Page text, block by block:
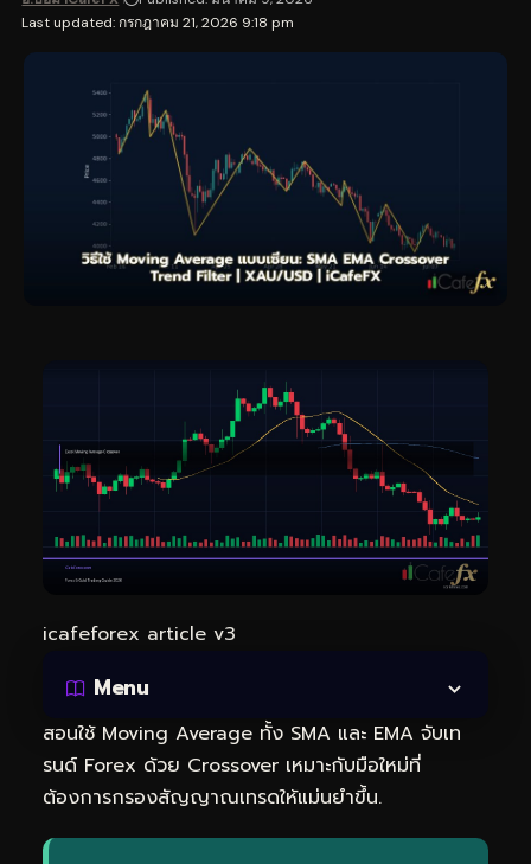
Last updated: กรกฎาคม 21, 2026 9:18 pm
icafeforex article v3
Menu
สอนใช้ Moving Average ทั้ง SMA และ EMA จับเท
รนด์ Forex ด้วย Crossover เหมาะกับมือใหม่ที่
ต้องการกรองสัญญาณเทรดให้แม่นยำขึ้น.